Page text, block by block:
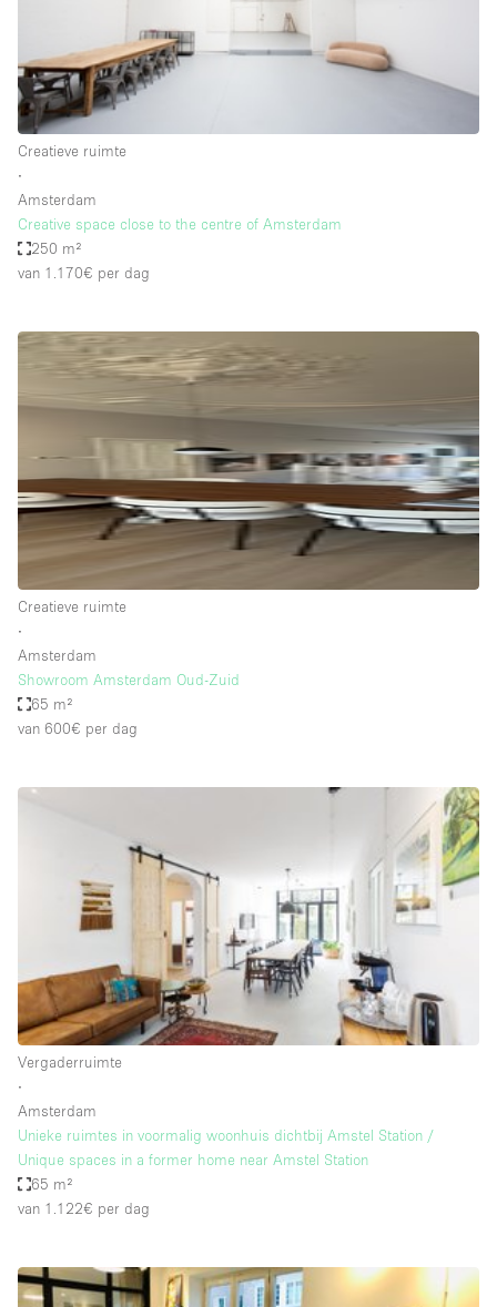
Foto / Filmstudio
Galerie
Hal
Kantoorruimte
Kraampje / Kiosk / Stalletje
Kraampje / Marktkraam
Markt / Festival
Ontvangsthal
Overige
Restaurant / Bar / Café
Salon
Vergaderruimte
Winkel delen
Winkelruimte in winkelcentrum
Kenmerken ruimte
Animals Friendly
Audio- en videoapparatuur
Badkamer
Bar
Begane grond
Beveiligingssysteem
Concierge
Daglicht
Dakterras
Elektriciteit
Creatieve ruimte
∙
Amsterdam
Creative space close to the centre of Amsterdam
250 m²
van 1.170€ per dag
Creatieve ruimte
∙
Amsterdam
Showroom Amsterdam Oud-Zuid
65 m²
van 600€ per dag
Vergaderruimte
∙
Amsterdam
Unieke ruimtes in voormalig woonhuis dichtbij Amstel Station /
Unique spaces in a former home near Amstel Station
65 m²
van 1.122€ per dag